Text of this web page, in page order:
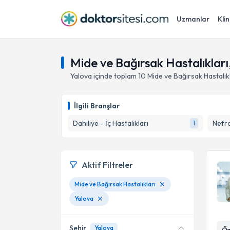
Uzmanlar
Mide ve Bağırsak
Yalova içinde toplam 10 Mide ve Bağırsak
İlgili Branşlar
Dahiliye - İç Hastalıkları
1
Aktif Filtreler
Mide ve Bağırsak Hastalıkları
Yalova
Şehir Yalova